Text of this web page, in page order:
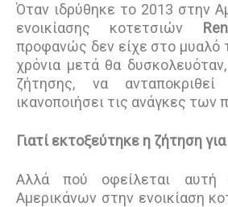
Όταν ιδρύθηκε το 2013 στην
ενοικίασης κοτετσιών
προφανώς δεν είχε στο μυαλό
χρόνια μετά θα
ζήτησης, να
ικανοποιήσει τις ανάγκες των
Γιατί εκτοξεύτηκε η ζήτηση
Αλλά πού οφείλεται
Αμερικάνων στην ενοικίαση